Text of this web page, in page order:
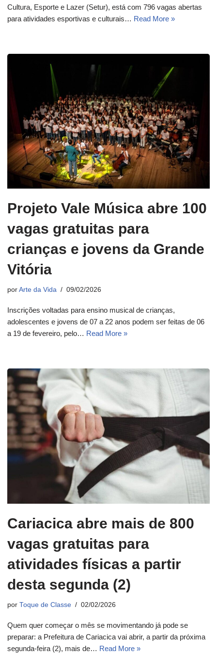
Cultura, Esporte e Lazer (Setur), está com 796 vagas abertas
para atividades esportivas e culturais… Read More »
Projeto Vale Música abre 100
vagas gratuitas para
crianças e jovens da Grande
Vitória
por Arte da Vida 09/02/2026
Inscrições voltadas para ensino musical de crianças,
adolescentes e jovens de 07 a 22 anos podem ser feitas de 06
a 19 de fevereiro, pelo… Read More »
Cariacica abre mais de 800
vagas gratuitas para
atividades físicas a partir
desta segunda (2)
por Toque de Classe 02/02/2026
Quem quer começar o mês se movimentando já pode se
preparar: a Prefeitura de Cariacica vai abrir, a partir da próxima
segunda-feira (2), mais de… Read More »